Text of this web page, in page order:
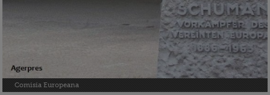
Comisia Europeana